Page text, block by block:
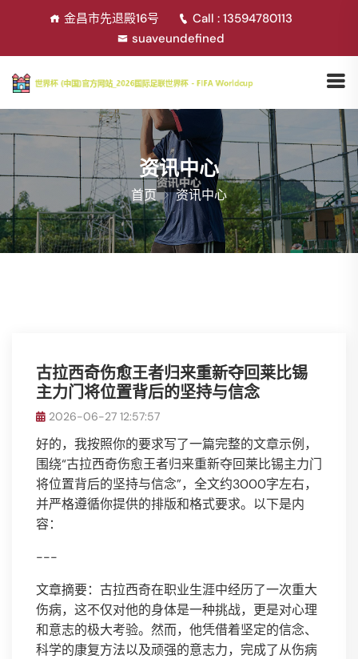
金昌市先退殿16号
Call : 13594780113
suaveundefined
资讯中心
首页 资讯中心
古拉西奇伤愈王者归来重新夺回莱比锡
主力门将位置背后的坚持与信念
2026-06-27 12:57:57
好的，我按照你的要求写了一篇完整的文章示例，
围绕“古拉西奇伤愈王者归来重新夺回莱比锡主力门
将位置背后的坚持与信念”，全文约3000字左右，
并严格遵循你提供的排版和格式要求。以下是内
容：
---
文章摘要：古拉西奇在职业生涯中经历了一次重大
伤病，这不仅对他的身体是一种挑战，更是对心理
和意志的极大考验。然而，他凭借着坚定的信念、
科学的康复方法以及顽强的意志力，完成了从伤病